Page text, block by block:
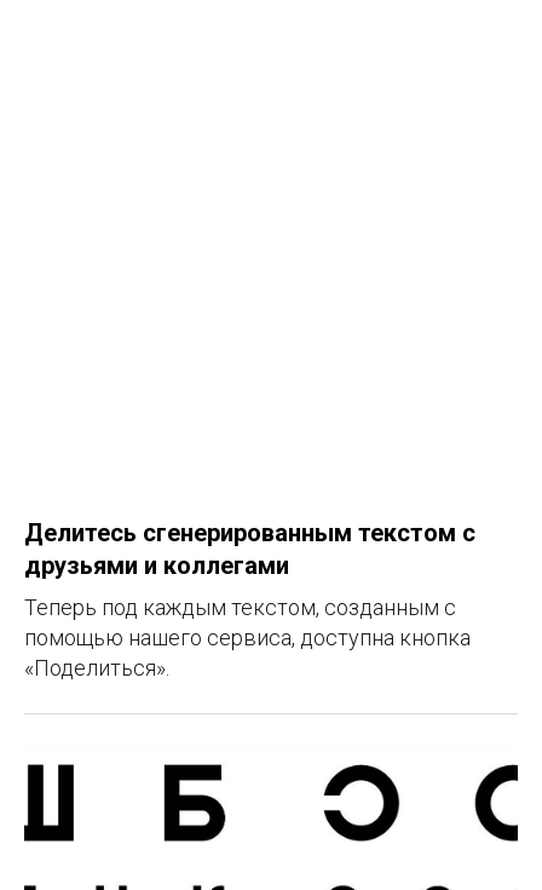
Делитесь сгенерированным текстом с
друзьями и коллегами
Теперь под каждым текстом, созданным с
помощью нашего сервиса, доступна кнопка
«Поделиться».